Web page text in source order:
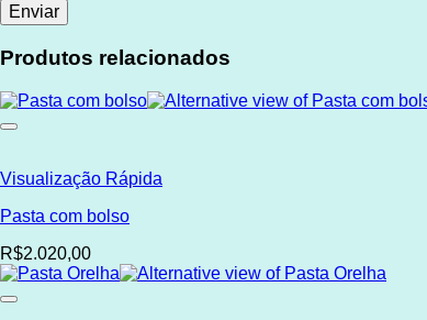
Produtos relacionados
Visualização Rápida
Pasta com bolso
R$2.020,00